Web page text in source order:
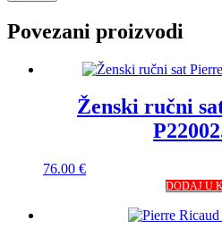
Povezani proizvodi
Ženski ručni
76.00 €
DODAJ U